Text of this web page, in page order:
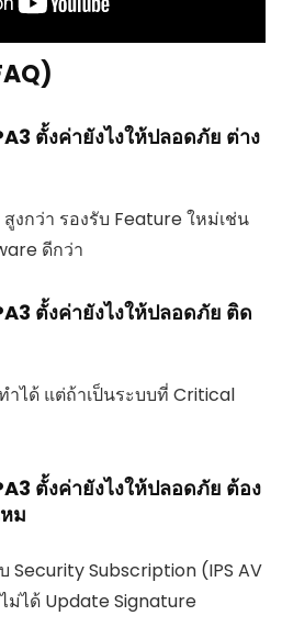
ตั้งค่ายังไงให้ปลอดภัย ต่าง
งกว่า รองรับ Feature ใหม่เช่น
ดีกว่า
ตั้งค่ายังไงให้ปลอดภัย ติด
ได้ แต่ถ้าเป็นระบบที่ Critical
ตั้งค่ายังไงให้ปลอดภัย ต้อง
ม
Security Subscription (IPS AV
ม่ได้ Update Signature